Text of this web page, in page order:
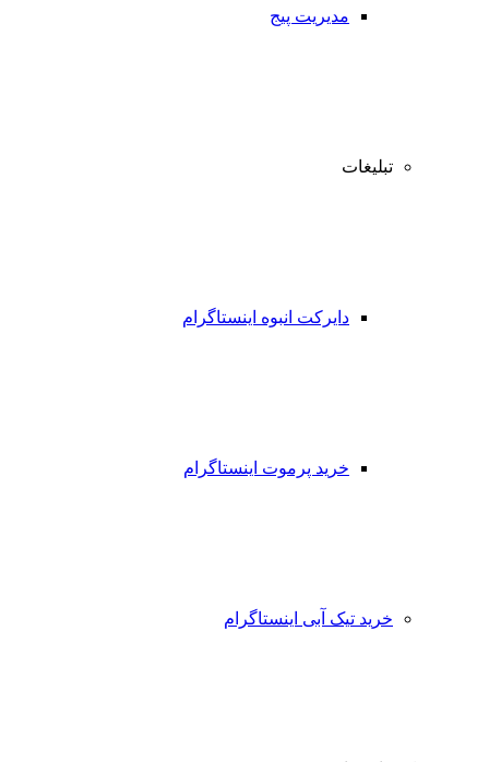
مدیریت پیج
تبلیغات
دایرکت انبوه اینستاگرام
خرید پرموت اینستاگرام
خرید تیک آبی اینستاگرام